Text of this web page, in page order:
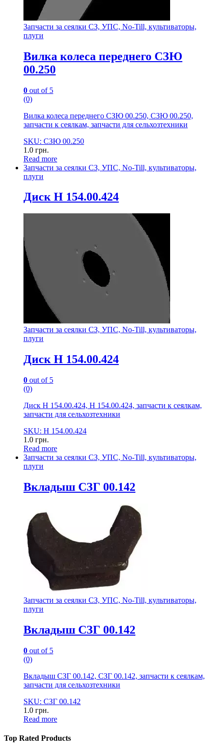
Запчасти за сеялки СЗ, УПС, No-Till, культиваторы,
плуги
Вилка колеса переднего СЗЮ
00.250
0 out of 5
(0)
Вилка колеса переднего СЗЮ 00.250, СЗЮ 00.250,
запчасти к сеялкам, запчасти для сельхозтехники
SKU: СЗЮ 00.250
1.0 грн.
Read more
Запчасти за сеялки СЗ, УПС, No-Till, культиваторы,
плуги
Диск Н 154.00.424
Запчасти за сеялки СЗ, УПС, No-Till, культиваторы,
плуги
Диск Н 154.00.424
0 out of 5
(0)
Диск Н 154.00.424, Н 154.00.424, запчасти к сеялкам,
запчасти для сельхозтехники
SKU: Н 154.00.424
1.0 грн.
Read more
Запчасти за сеялки СЗ, УПС, No-Till, культиваторы,
плуги
Вкладыш СЗГ 00.142
Запчасти за сеялки СЗ, УПС, No-Till, культиваторы,
плуги
Вкладыш СЗГ 00.142
0 out of 5
(0)
Вкладыш СЗГ 00.142, СЗГ 00.142, запчасти к сеялкам,
запчасти для сельхозтехники
SKU: СЗГ 00.142
1.0 грн.
Read more
Top Rated Products